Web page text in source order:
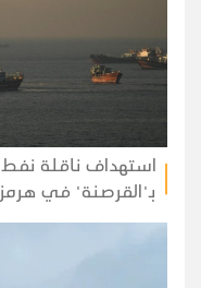
استهداف ناقلة نفط
بـ"القرصنة" في هرمز